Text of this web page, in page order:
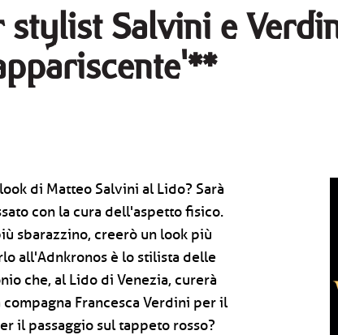
stylist Salvini e
di Matteo Salvini al Lido? Sarà
con la cura dell'aspetto fisico.
sbarazzino, creerò un look più
all'Adnkronos è lo stilista delle
che, al Lido di Venezia, curerà
Francesca Verdini per il
il passaggio sul tappeto rosso?